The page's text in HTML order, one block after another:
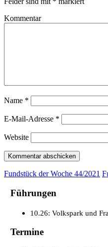
Kommentar
Name *
E-Mail-Adresse *
Website
Fundstück der Woche 44/2021
Führungen
10.26: Volkspark und
Termine